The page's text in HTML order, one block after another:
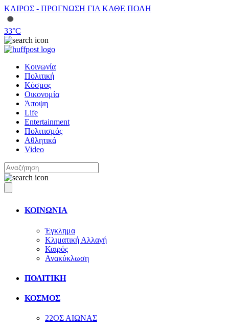
ΚΑΙΡΟΣ - ΠΡΟΓΝΩΣΗ ΓΙΑ ΚΑΘΕ ΠΟΛΗ
33°C
Κοινωνία
Πολιτική
Κόσμος
Οικονομία
Άποψη
Life
Entertainment
Πολιτισμός
Αθλητικά
Video
ΚΟΙΝΩΝΙΑ
Έγκλημα
Κλιματική Αλλαγή
Καιρός
Ανακύκλωση
ΠΟΛΙΤΙΚΗ
ΚΟΣΜΟΣ
22ΟΣ ΑΙΩΝΑΣ